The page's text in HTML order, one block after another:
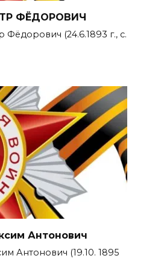
ФЁДОРОВИЧ
(24.6.1893 г., с.
Антонович
Антонович (19.10. 1895